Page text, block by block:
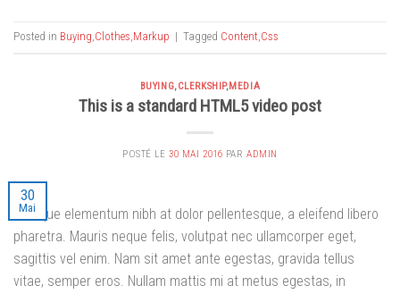
Posted in Buying Clothes Markup | Tagged Content Css
BUYING,CLERKSHIP,MEDIA
This is a standard HTML5 video post
POSTÉ LE30 MAI 2016 PARADMIN
30
Mai
Quisque elementum nibh at dolor pellentesque, a eleifend libero
pharetra. Mauris neque felis, volutpat nec ullamcorper eget,
sagittis vel enim. Nam sit amet ante egestas, gravida tellus
vitae, semper eros. Nullam mattis mi at metus egestas, in